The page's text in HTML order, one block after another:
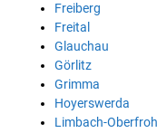
Freiberg
Freital
Glauchau
Görlitz
Grimma
Hoyerswerda
Limbach-